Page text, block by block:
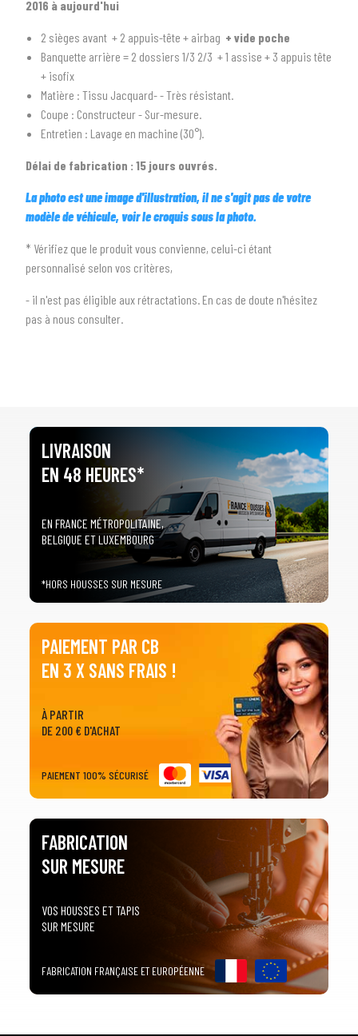
SÉLECTIONNEZ LA MARQUE DE VOTRE VÉHICULE
Toutes les marques
arrow_drop_down
PRÉCISEZ LE MODÈLE
Tous les modèles
2016 à aujourd'hui
2 sièges avant + 2 appuis-tête + airbag + vide poche
Banquette arrière = 2 dossiers 1/3 2/3 + 1 assise + 3 appuis tête
+ isofix
Matière : Tissu Jacquard- - Très résistant.
Coupe : Constructeur - Sur-mesure.
Entretien : Lavage en machine (30°).
Délai de fabrication : 15 jours ouvrés.
La photo est une image d'illustration, il ne s'agit pas de votre
modèle de véhicule, voir le croquis sous la photo.
* Vérifiez que le produit vous convienne, celui-ci étant
personnalisé selon vos critères,
- il n'est pas éligible aux rétractations. En cas de doute n'hésitez
pas à nous consulter.
LIVRAISON
EN 48 HEURES*
EN FRANCE MÉTROPOLITAINE,
BELGIQUE ET LUXEMBOURG
*HORS HOUSSES SUR MESURE
PAIEMENT PAR CB
EN 3 X SANS FRAIS !
À PARTIR
DE 200 € D'ACHAT
PAIEMENT 100% SÉCURISÉ
FABRICATION
SUR MESURE
VOS HOUSSES ET TAPIS
SUR MESURE
FABRICATION FRANÇAISE ET EUROPÉENNE